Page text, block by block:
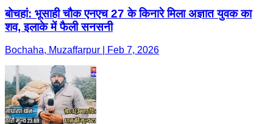
बोचहां: भूसाही चौक एनएच 27 के किनारे मिला अज्ञात युवक का
शव, इलाके में फैली सनसनी
Bochaha, Muzaffarpur | Feb 7, 2026